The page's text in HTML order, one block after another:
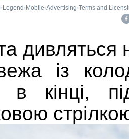
дивляться
із
в кінці,